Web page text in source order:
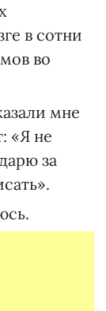
в сотни
во
мне
«Я не
за